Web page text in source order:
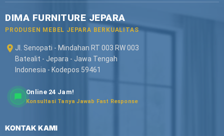
DIMA FURNITURE JEPARA
PRODUSEN MEBEL JEPARA BERKUALITAS
Jl. Senopati - Mindahan RT 003 RW 003
Batealit - Jepara - Jawa Tengah
Indonesia - Kodepos 59461
Online 24 Jam!
Konsultasi Tanya Jawab Fast Response
KONTAK KAMI